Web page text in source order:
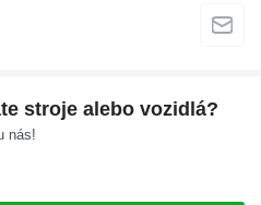
stroje alebo vozidlá?
nás!